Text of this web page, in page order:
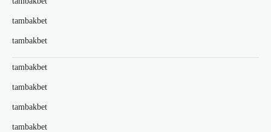
tambakbet
tambakbet
tambakbet
tambakbet
tambakbet
tambakbet